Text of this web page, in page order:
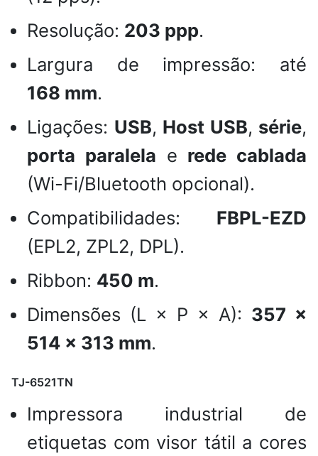
Resolução: 203 ppp.
Largura de impressão: até
168 mm.
Ligações: USB, Host USB, série,
porta paralela e rede cablada
(Wi-Fi/Bluetooth opcional).
Compatibilidades: FBPL-EZD
(EPL2, ZPL2, DPL).
Ribbon: 450 m.
Dimensões (L × P × A): 357 ×
514 × 313 mm.
TJ-6521TN
Impressora industrial de
etiquetas com visor tátil a cores